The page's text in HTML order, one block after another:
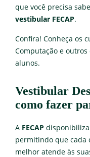
que você precisa
vestibular FECAP.
Confira! Conheça os
Computação e outros
alunos.
Vestibular
como fazer
A FECAP
permitindo que cada
melhor atende às